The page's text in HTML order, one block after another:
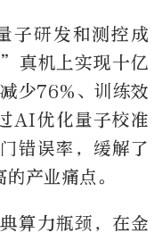
子研发和测控成
真机上实现十亿
少76%、训练效
AI优化量子校准
错误率，缓解了
产业痛点。
算力瓶颈，在金